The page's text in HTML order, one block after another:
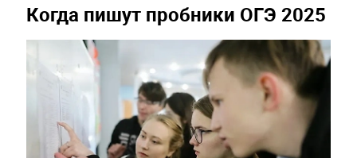
Когда пишут пробники ОГЭ 2025